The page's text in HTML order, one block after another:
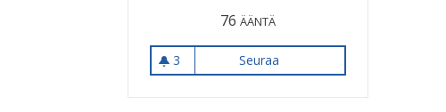
76 ÄÄNTÄ
3
3 seuraajaa
Seuraa